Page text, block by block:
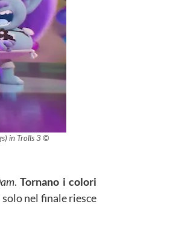
in Trolls 3 ©
.Tornano i colori
nel finale riesce